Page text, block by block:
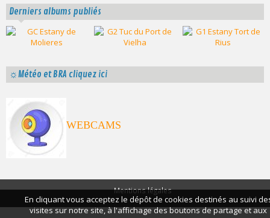
Derniers albums publiés
☼Météo et BRA cliquez ici
WEBCAMS
Mentions légales
En cliquant vous acceptez le dépôt de cookies destinés au suivi
visites sur notre site, à l'affichage des boutons de partage et aux